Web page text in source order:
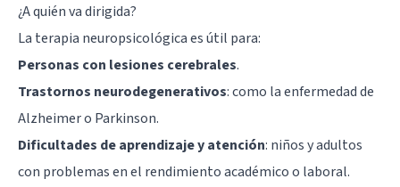
¿A quién va dirigida?
La terapia neuropsicológica es útil para:
Personas con lesiones cerebrales.
Trastornos neurodegenerativos: como la enfermedad de
Alzheimer o Parkinson.
Dificultades de aprendizaje y atención: niños y adultos
con problemas en el rendimiento académico o laboral.